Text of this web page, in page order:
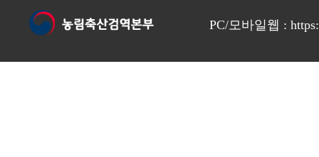
PC/모바일웹 :